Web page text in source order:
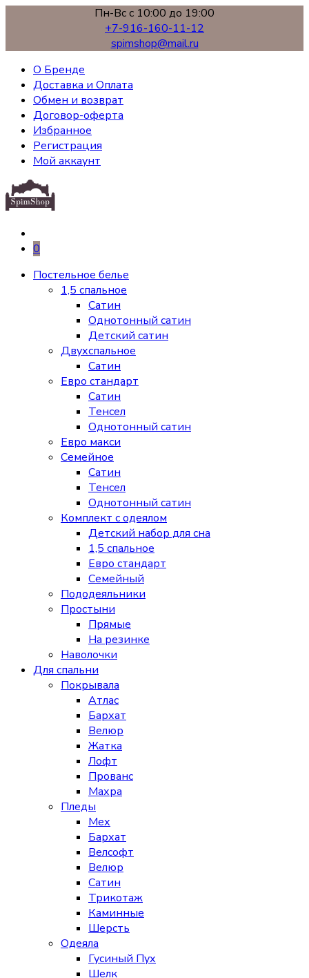
Пн-Вс с 10:00 до 19:00
+7-916-160-11-12
spimshop@mail.ru
О Бренде
Доставка и Оплата
Обмен и возврат
Договор-оферта
Избранное
Регистрация
Мой аккаунт
0
Постельное белье
1,5 спальное
Сатин
Однотонный сатин
Детский сатин
Двухспальное
Сатин
Евро стандарт
Сатин
Тенсел
Однотонный сатин
Евро макси
Семейное
Сатин
Тенсел
Однотонный сатин
Комплект с одеялом
Детский набор для сна
1,5 спальное
Евро стандарт
Семейный
Пододеяльники
Простыни
Прямые
На резинке
Наволочки
Для спальни
Покрывала
Атлас
Бархат
Велюр
Жатка
Лофт
Прованс
Махра
Пледы
Мех
Бархат
Велсофт
Велюр
Сатин
Трикотаж
Каминные
Шерсть
Одеяла
Гусиный Пух
Шелк